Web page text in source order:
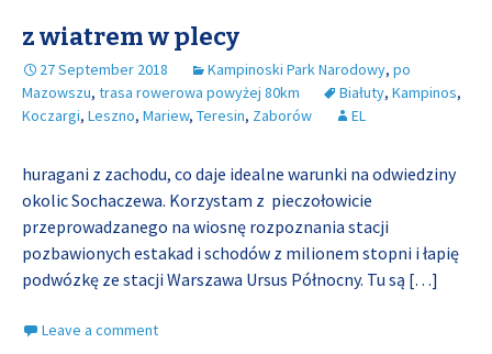
z wiatrem w plecy
27 September 2018 Kampinoski Park Narodowy, po
Mazowszu, trasa rowerowa powyżej 80km Białuty, Kampinos,
Koczargi, Leszno, Mariew, Teresin, Zaborów EL
huragani z zachodu, co daje idealne warunki na odwiedziny
okolic Sochaczewa. Korzystam z pieczołowicie
przeprowadzanego na wiosnę rozpoznania stacji
pozbawionych estakad i schodów z milionem stopni i łapię
podwózkę ze stacji Warszawa Ursus Północny. Tu są […]
Leave a comment